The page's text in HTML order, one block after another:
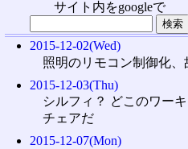
サイト内をgoogleで
2015-12-02(Wed)
照明のリモコン制御化、
2015-12-03(Thu)
シルフィ？ どこのワー
チェアだ
2015-12-07(Mon)